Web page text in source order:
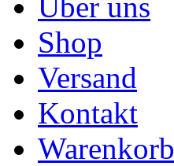
Shop
Versand
Kontakt
Warenkorb